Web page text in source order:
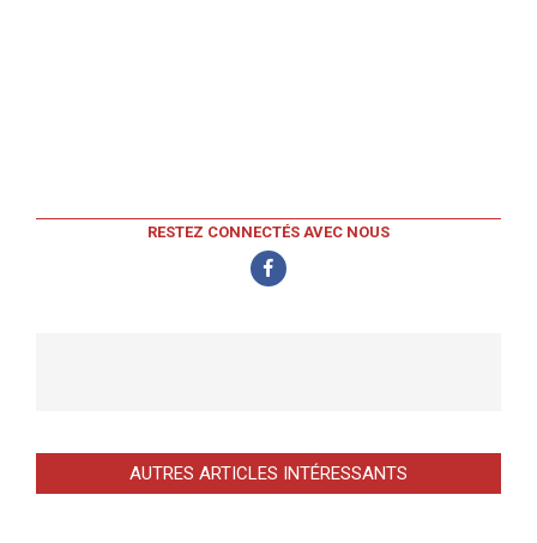
RESTEZ CONNECTÉS AVEC NOUS
AUTRES ARTICLES INTÉRESSANTS